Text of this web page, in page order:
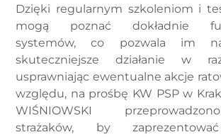
Dzięki regularnym szkoleniom i
mogą poznać dokładnie
systemów, co pozwala im
skuteczniejsze działanie w
usprawniając ewentualne akcje
względu, na prośbę KW PSP w
WIŚNIOWSKI
strażaków, by